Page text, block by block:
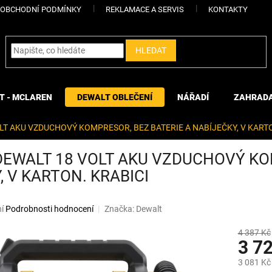
OBCHODNÍ PODMÍNKY REKLAMACE A SERVIS KONTAKTY
HLEDAT
- MCLAREN DEWALT OBLEČENÍ NÁŘADÍ
AKU VZDUCHOVÝ KOMPRESOR, BEZ BATERIE A NABÍJEČKY, V
18 VOLT AKU VZDUCHOVÝ
V KARTON. KRABICI
Podrobnosti hodnocení Značka: Dewalt
4 387 Kč
3
3 081 Kč